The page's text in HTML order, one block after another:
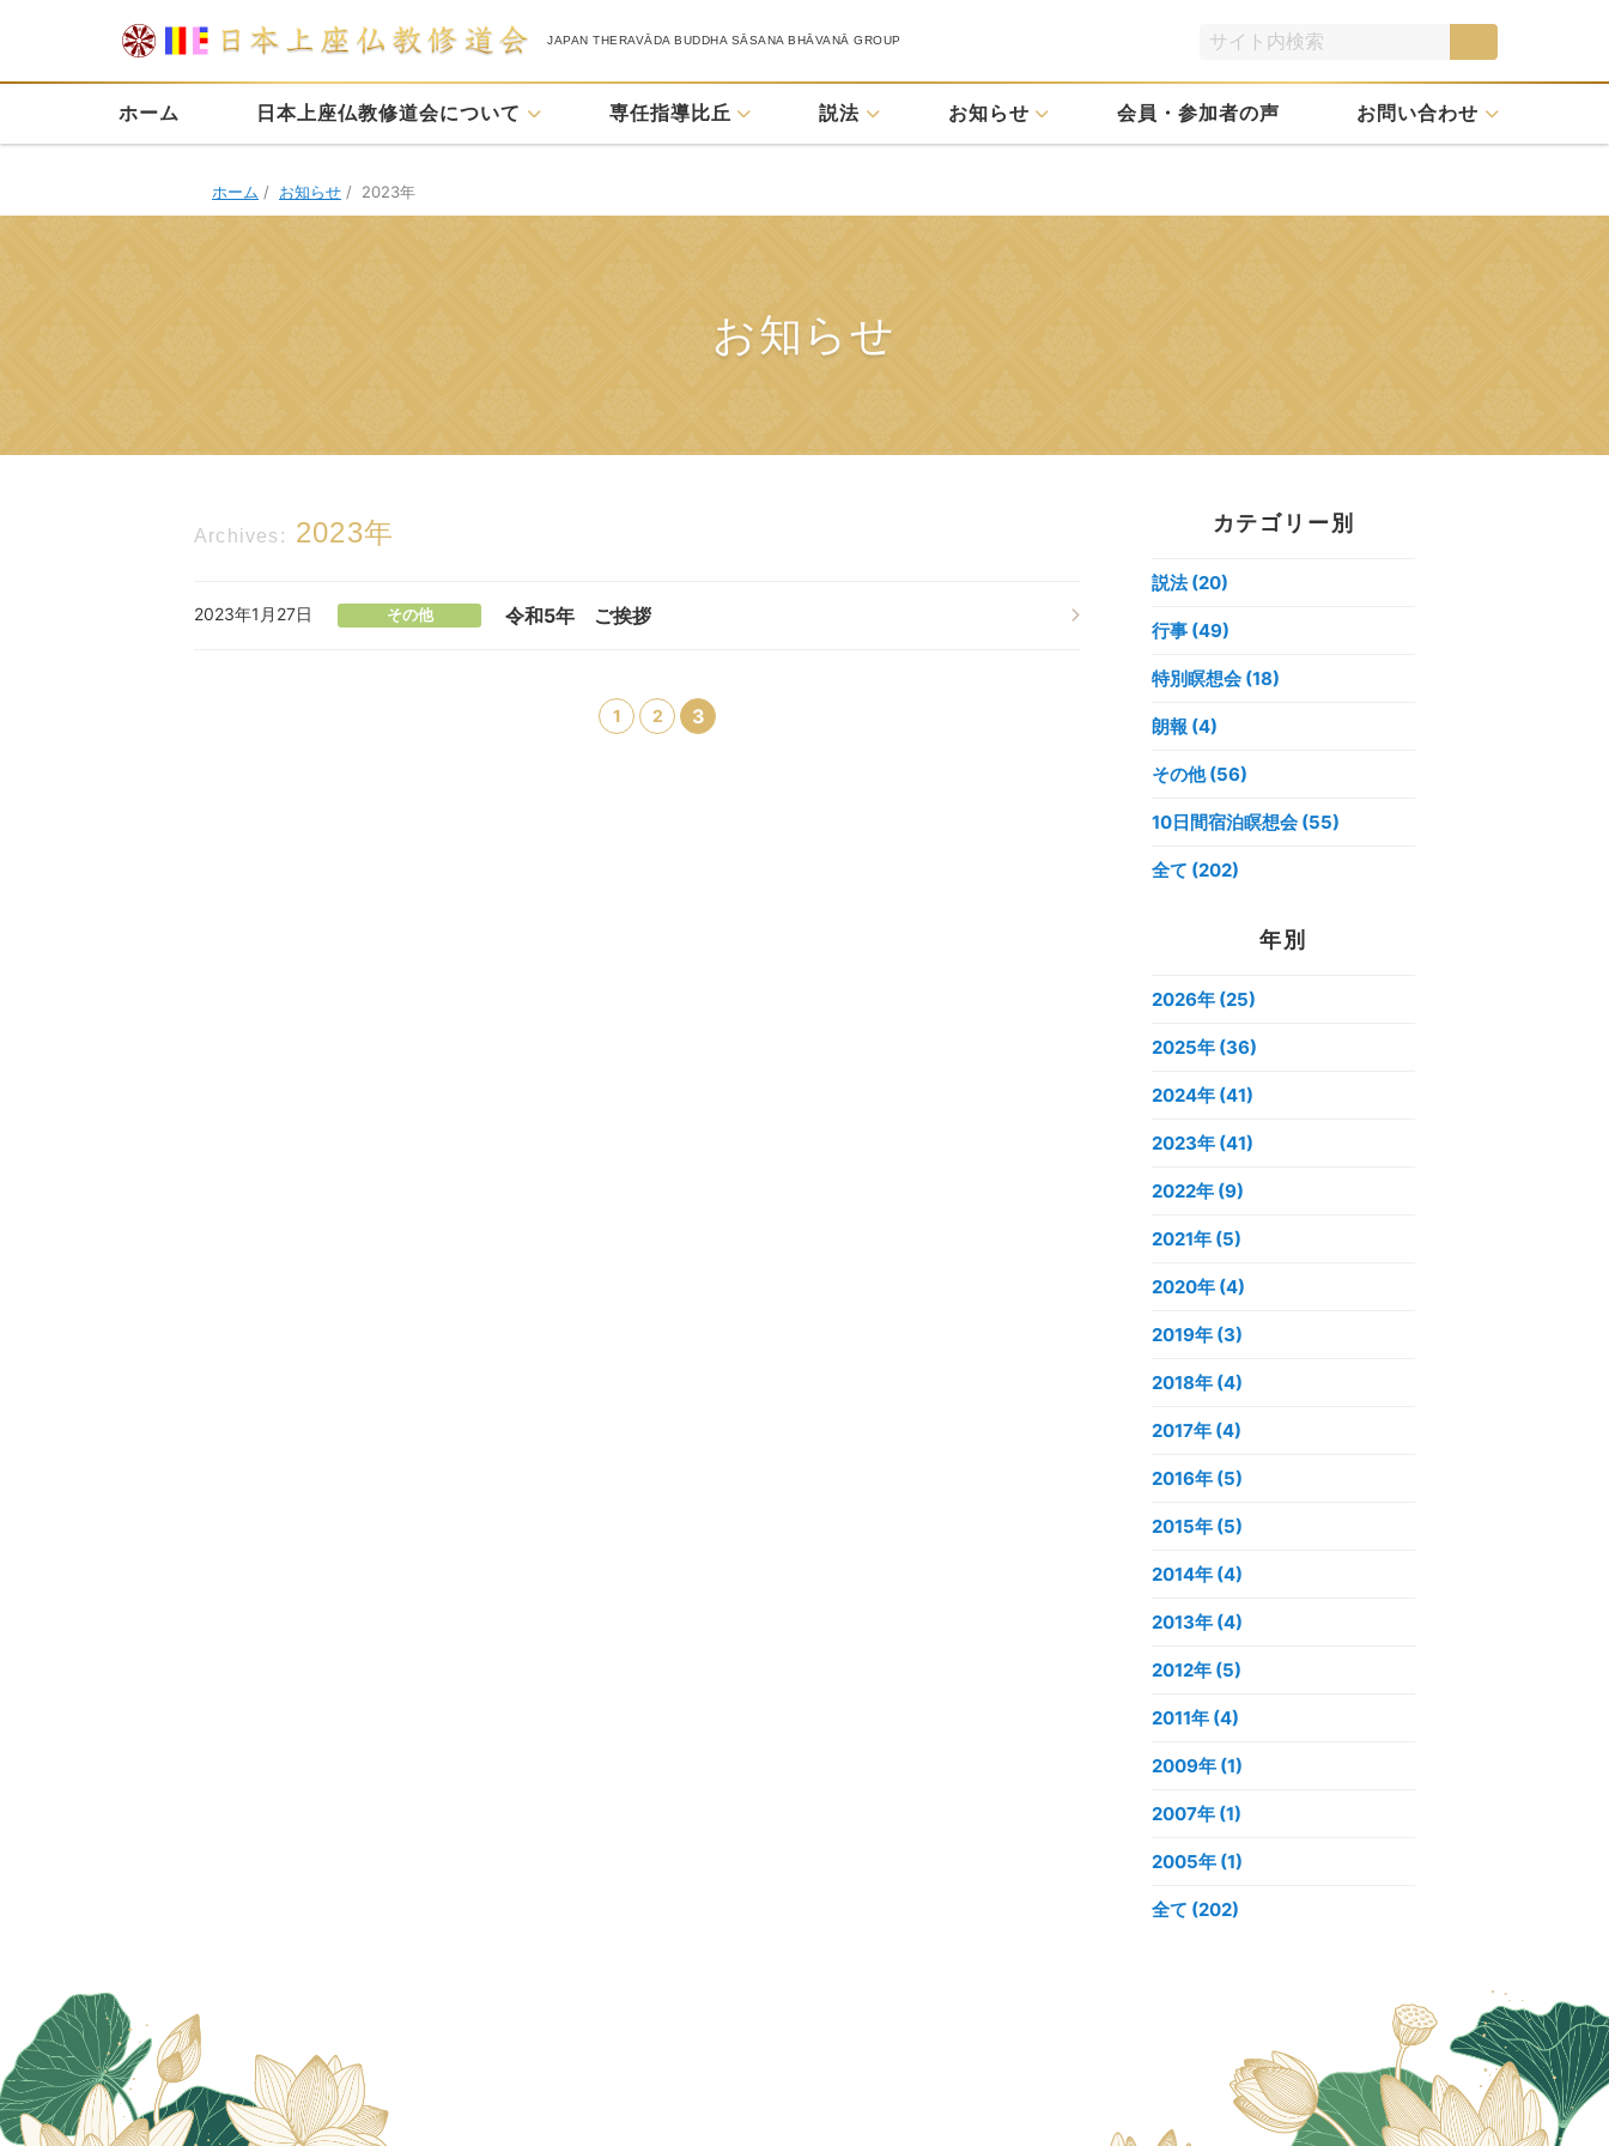
JAPAN THERAVĀDA BUDDHA SĀSANA BHĀVANĀ GROUP
ホーム 日本上座仏教修道会について 専任指導比丘 説法 お知らせ 会員・参加者の声 お問い合わせ
ホーム / お知らせ / 2023年
お知らせ
Archives: 2023年
2023年1月27日 その他 令和5年 ご挨拶
1 2 3
カテゴリー別
説法 (20)
行事 (49)
特別瞑想会 (18)
朗報 (4)
その他 (56)
10日間宿泊瞑想会 (55)
全て (202)
年別
2026年 (25)
2025年 (36)
2024年 (41)
2023年 (41)
2022年 (9)
2021年 (5)
2020年 (4)
2019年 (3)
2018年 (4)
2017年 (4)
2016年 (5)
2015年 (5)
2014年 (4)
2013年 (4)
2012年 (5)
2011年 (4)
2009年 (1)
2007年 (1)
2005年 (1)
全て (202)